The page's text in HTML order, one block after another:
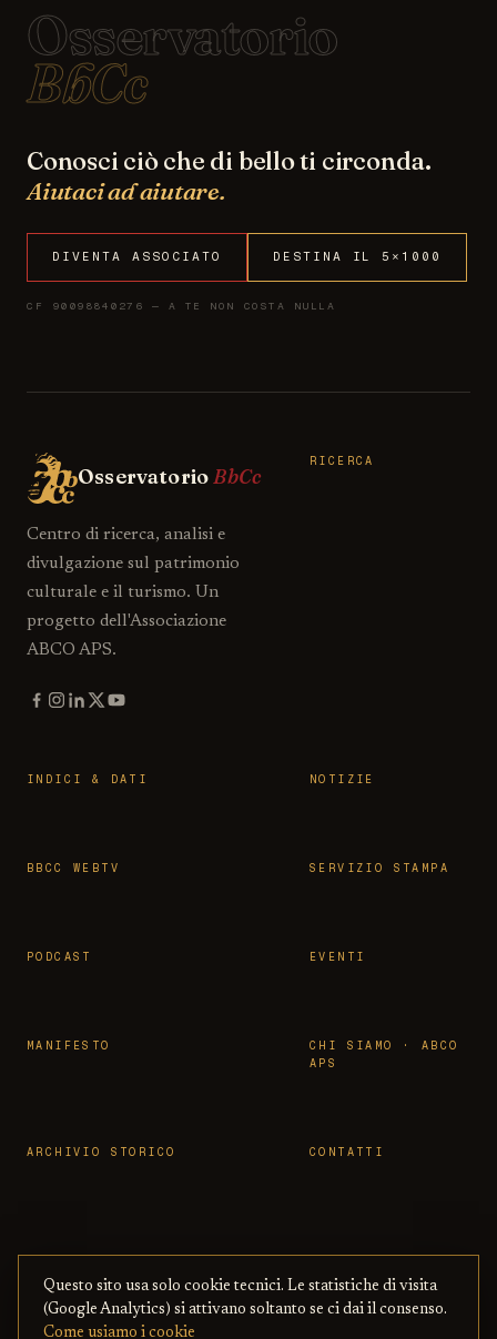
Osservatorio
BbCc
Conosci ciò che di bello ti circonda.
Aiutaci ad aiutare.
DIVENTA ASSOCIATO DESTINA IL 5×1000
CF 90098840276 — A TE NON COSTA NULLA
OsservatorioBbCc
Centro di ricerca, analisi e
divulgazione sul patrimonio
culturale e il turismo. Un
progetto dell'Associazione
ABCO APS.
RICERCA
INDICI & DATI NOTIZIE
BBCC WEBTV SERVIZIO STAMPA
PODCAST EVENTI
MANIFESTO
CHI SIAMO · ABCO
APS
ARCHIVIO STORICO CONTATTI
© 2026 OSSERVATORIO BBCC ·
ASSOCIAZIONE ABCO APS— CON BENI
CULTURALI ONLINE
PRIVACY
·COOKIE·
Questo sito usa solo cookie tecnici. Le statistiche di visita
(Google Analytics) si attivano soltanto se ci dai il consenso.
Come usiamo i cookie